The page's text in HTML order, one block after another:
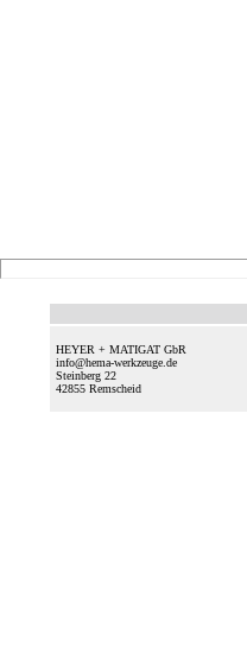
HEYER + MATIGAT GbR
info@hema-werkzeuge.de
Steinberg 22
42855 Remscheid